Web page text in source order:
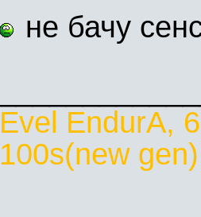
не бачу
Evel EndurA,
100s(new